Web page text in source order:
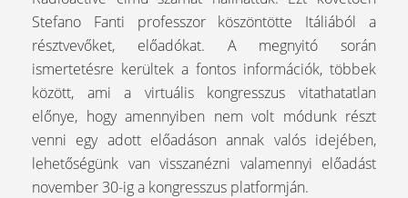
Stefano Fanti professzor köszöntötte Itáliából a
résztvevőket, előadókat. A megnyitó során
ismertetésre kerültek a fontos információk, többek
között, ami a virtuális kongresszus vitathatatlan
előnye, hogy amennyiben nem volt módunk részt
venni egy adott előadáson annak valós idejében,
lehetőségünk van visszanézni valamennyi előadást
november 30-ig a kongresszus platformján.